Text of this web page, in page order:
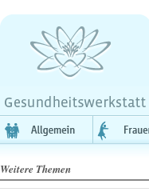
Weitere Themen